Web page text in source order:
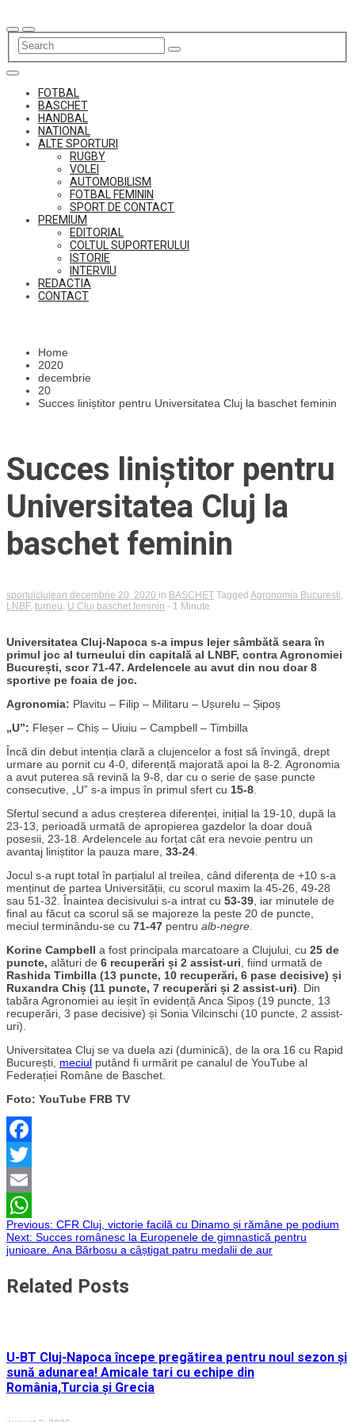
to
content
FOTBAL
BASCHET
HANDBAL
NATIONAL
ALTE SPORTURI
RUGBY
VOLEI
AUTOMOBILISM
FOTBAL FEMININ
SPORT DE CONTACT
PREMIUM
EDITORIAL
COLTUL SUPORTERULUI
ISTORIE
INTERVIU
REDACTIA
CONTACT
Home
2020
decembrie
20
Succes liniștitor pentru Universitatea Cluj la baschet feminin
Succes liniștitor pentru
Universitatea Cluj la
baschet feminin
sportulclujean decembrie 20, 2020 in BASCHET Tagged Agronomia Bucuresti
LNBF, turneu U Cluj baschet feminin - 1 Minute
Universitatea Cluj-Napoca s-a impus lejer sâmbătă seara în
primul joc al turneului din capitală al LNBF, contra Agronomiei
București, scor 71-47. Ardelencele au avut din nou doar 8
sportive pe foaia de joc.
Agronomia: Plavitu – Filip – Militaru – Ușurelu – Șipoș
„U”: Fleșer – Chiș – Uiuiu – Campbell – Timbilla
Încă din debut intenția clară a clujencelor a fost să învingă, drept
urmare au pornit cu 4-0, diferență majorată apoi la 8-2. Agronomia
a avut puterea să revină la 9-8, dar cu o serie de șase puncte
consecutive, „U” s-a impus în primul sfert cu 15-8
Sfertul secund a adus creșterea diferenței, inițial la 19-10, după la
23-13, perioadă urmată de apropierea gazdelor la doar două
posesii, 23-18. Ardelencele au forțat cât era nevoie pentru un
avantaj liniștitor la pauza mare, 33-24
Jocul s-a rupt total în parțialul al treilea, când diferența de +10 s-a
menținut de partea Universității, cu scorul maxim la 45-26, 49-28
sau 51-32. Înaintea decisivului s-a intrat cu 53-39 , iar minutele de
final au făcut ca scorul să se majoreze la peste 20 de puncte,
meciul terminându-se cu 71-47 pentru alb-negre
Korine Campbell a fost principala marcatoare a Clujului, cu 25 de
puncte, alături de 6 recuperări și 2 assist-uri , fiind urmată de
Rashida Timbilla (13 puncte, 10 recuperări, 6 pase decisive) și
Ruxandra Chiș (11 puncte, 7 recuperări și 2 assist-uri) . Din
tabăra Agronomiei au ieșit în evidență Anca Șipoș (19 puncte, 13
recuperări, 3 pase decisive) și Sonia Vilcinschi (10 puncte, 2 assist-
uri).
Universitatea Cluj se va duela azi (duminică), de la ora 16 cu Rapid
București, meciul putând fi urmărit pe canalul de YouTube al
Federației Române de Baschet.
Foto: YouTube FRB TV
Facebook
Twitter
Email
WhatsApp
Navigare
în
articole
Previous: CFR Cluj, victorie facilă cu Dinamo și rămâne pe podium
Next: Succes românesc la Europenele de gimnastică pentru
junioare. Ana Bărbosu a câștigat patru medalii de aur
Related Posts
U-BT Cluj-Napoca începe pregătirea pentru noul sezon și
sună adunarea! Amicale tari cu echipe din
România,Turcia și Grecia